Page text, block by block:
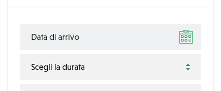
Scegli la durata